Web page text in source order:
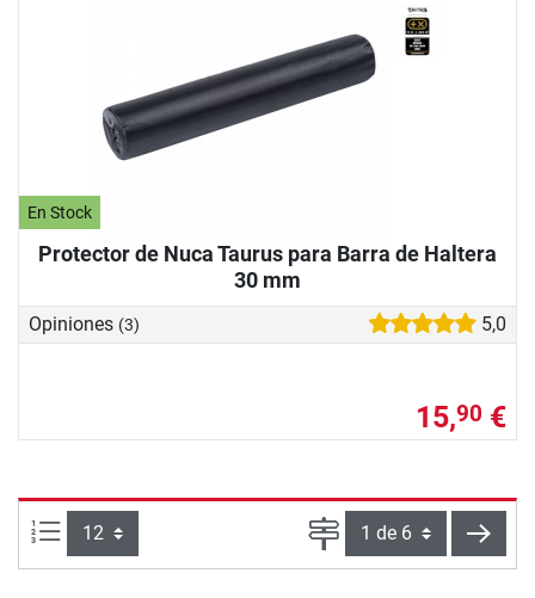
En Stock
Protector de Nuca Taurus para Barra de Haltera
30 mm
Opiniones (3) 5,0
15,90 €
Artículos por página: Página